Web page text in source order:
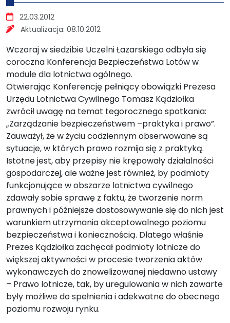
Szczegóły
22.03.2012
Aktualizacja: 08.10.2012
Wczoraj w siedzibie Uczelni Łazarskiego odbyła się
coroczna Konferencja Bezpieczeństwa Lotów w
module dla lotnictwa ogólnego.
Otwierając Konferencję pełniący obowiązki Prezesa
Urzędu Lotnictwa Cywilnego Tomasz Kądziołka
zwrócił uwagę na temat tegorocznego spotkania:
„Zarządzanie bezpieczeństwem –praktyka i prawo”.
Zauważył, że w życiu codziennym obserwowane są
sytuacje, w których prawo rozmija się z praktyką.
Istotne jest, aby przepisy nie krępowały działalności
gospodarczej, ale ważne jest również, by podmioty
funkcjonujące w obszarze lotnictwa cywilnego
zdawały sobie sprawę z faktu, że tworzenie norm
prawnych i późniejsze dostosowywanie się do nich jest
warunkiem utrzymania akceptowalnego poziomu
bezpieczeństwa i koniecznością. Dlatego właśnie
Prezes Kądziołka zachęcał podmioty lotnicze do
większej aktywności w procesie tworzenia aktów
wykonawczych do znowelizowanej niedawno ustawy
– Prawo lotnicze, tak, by uregulowania w nich zawarte
były możliwe do spełnienia i adekwatne do obecnego
poziomu rozwoju rynku.